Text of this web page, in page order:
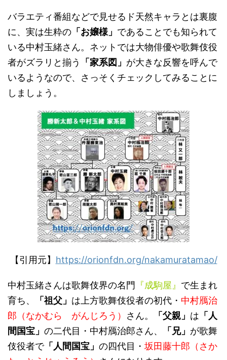
バラエティ番組などで見せるド天然キャラとは裏腹
に、実は生粋の 「お嬢様」 であることでも知られて
いる中村玉緒さん。ネットでは大物俳優や歌舞伎役
者がズラリと揃う
「家系図」 が大きな反響を呼んで
いるようなので、さっそくチェックしてみることに
しましょう。
【引用元】 https://orionfdn.org/nakamuratamao/
中村玉緒さんは歌舞伎界の名門 『成駒屋』 で生まれ
育ち、
「祖父」 は上方歌舞伎役者の初代・ 中村鴈治
郎（なかむら がんじろう） さん。 「父親」 は 「人
間国宝」 の二代目・中村鴈治郎さん、 「兄」 が歌舞
伎役者で「人間国宝」 の四代目・ 坂田藤十郎（さか